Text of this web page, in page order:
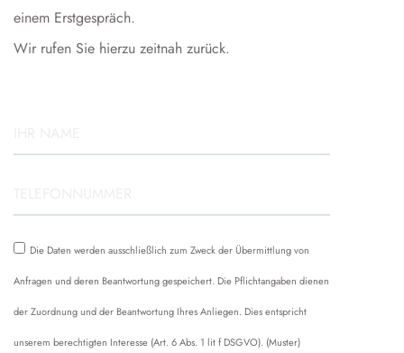
einem Erstgespräch.
Wir rufen Sie hierzu zeitnah zurück.
Die Daten werden ausschließlich zum Zweck der Übermittlung von
Anfragen und deren Beantwortung gespeichert. Die Pflichtangaben dienen
der Zuordnung und der Beantwortung Ihres Anliegen. Dies entspricht
unserem berechtigten Interesse (Art. 6 Abs. 1 lit f DSGVO). (Muster)